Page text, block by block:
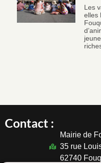
Les
elles
Contact :
Mairie de
35 rue
62740